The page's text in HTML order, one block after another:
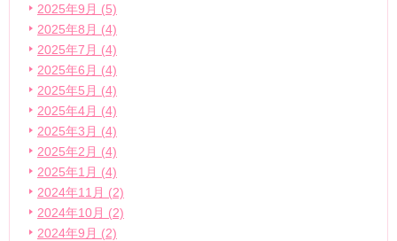
2025年9月 (5)
2025年8月 (4)
2025年7月 (4)
2025年6月 (4)
2025年5月 (4)
2025年4月 (4)
2025年3月 (4)
2025年2月 (4)
2025年1月 (4)
2024年11月 (2)
2024年10月 (2)
2024年9月 (2)